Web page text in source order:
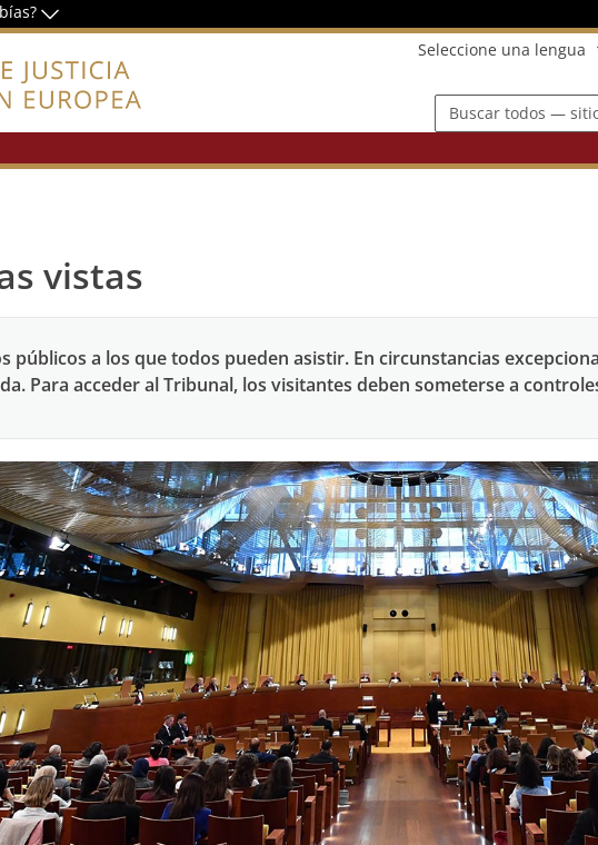
Seleccione una lengua
Buscar todos — sitio
vistas
públicos a los que todos pueden asistir. En circunstancias
Para acceder al Tribunal, los visitantes deben someterse a